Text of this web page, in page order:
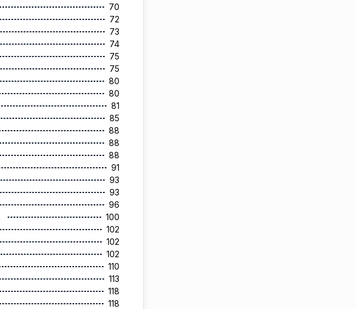
70
72
73
74
75
75
80
80
81
85
88
88
88
91
93
93
96
100
102
102
102
110
113
118
118